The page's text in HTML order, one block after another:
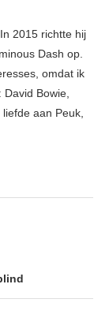
2015 richtte hij
Dash op.
omdat ik
Bowie,
aan Peuk,